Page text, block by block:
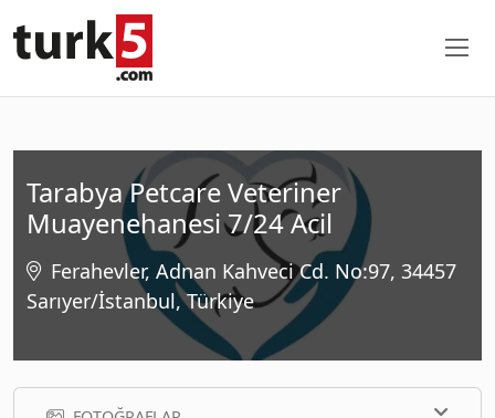
Tarabya Petcare Veteriner
Muayenehanesi 7/24 Acil
Ferahevler, Adnan Kahveci Cd. No:97, 34457
Sarıyer/İstanbul, Türkiye